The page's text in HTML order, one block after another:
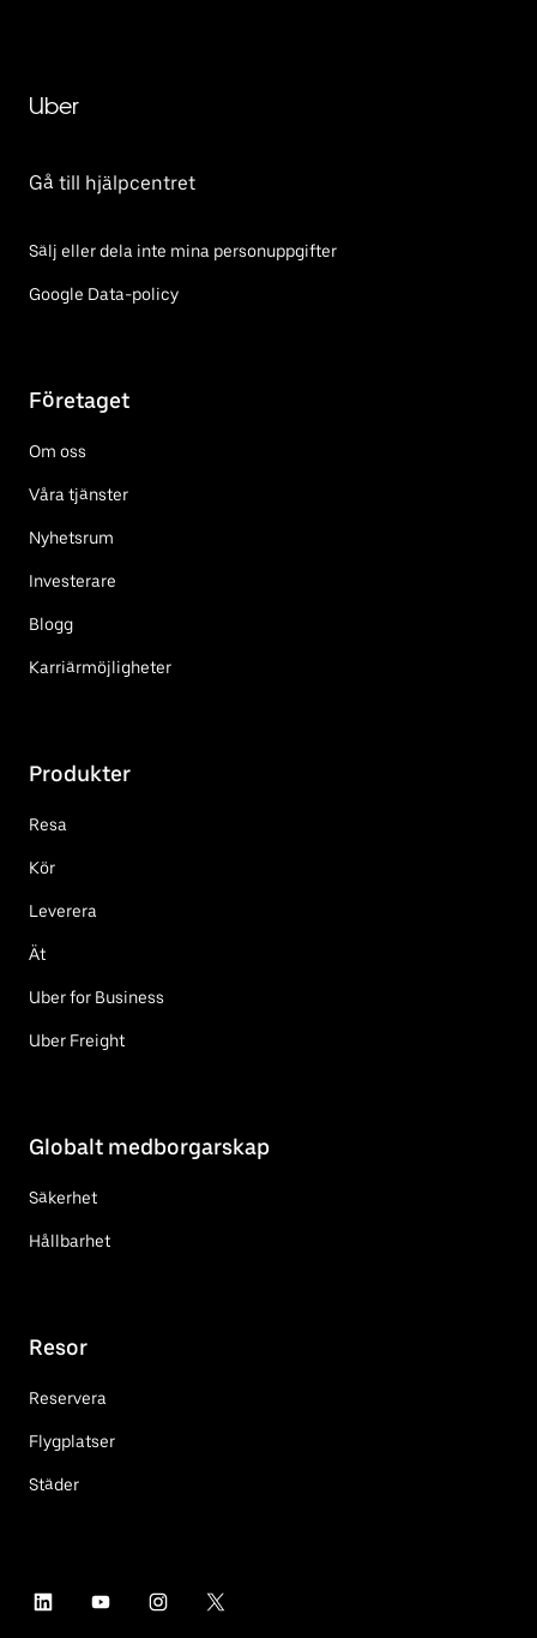
Uber
Gå till hjälpcentret
Sälj eller dela inte mina personuppgifter
Google Data-policy
Företaget
Om oss
Våra tjänster
Nyhetsrum
Investerare
Blogg
Karriärmöjligheter
Produkter
Resa
Kör
Leverera
Ät
Uber for Business
Uber Freight
Globalt medborgarskap
Säkerhet
Hållbarhet
Resor
Reservera
Flygplatser
Städer